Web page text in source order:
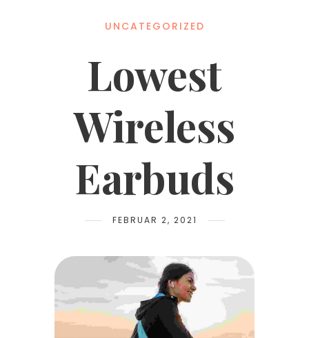
UNCATEGORIZED
Lowest
Wireless
Earbuds
FEBRUAR 2, 2021